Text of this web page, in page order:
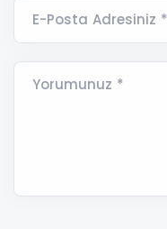
E-Posta Adresiniz *
Yorumunuz *